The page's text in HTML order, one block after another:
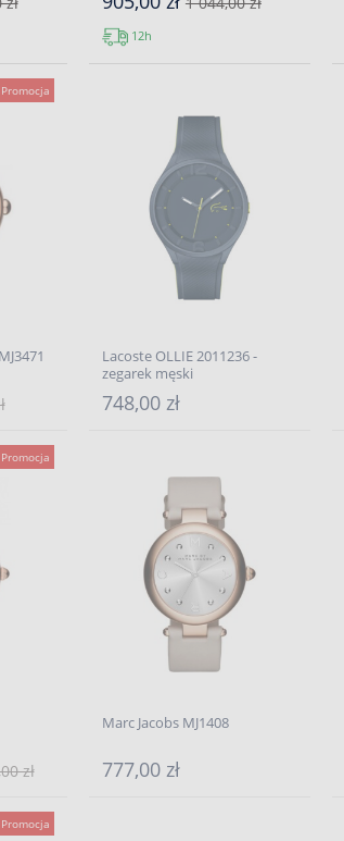
12h
Promocja
Lacoste OLLIE 2011236 -
zegarek męski
748,00 zł
Promocja
zł
Marc Jacobs MJ1408
777,00 zł
Promocja